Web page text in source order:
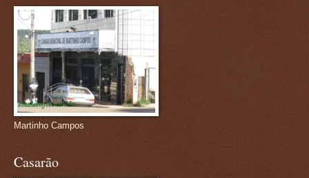
Martinho Campos
Casarão